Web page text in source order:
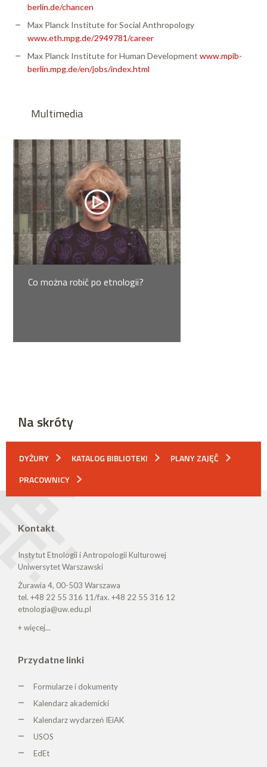
berlin.de/chancen
Max Planck Institute for Social Anthropology
www.eth.mpg.de/2949781/career
Max Planck Institute for Human Development www.mpib-
berlin.mpg.de/en/jobs/index.html
Multimedia
Co można robić po etnologii?
Na skróty
DYŻURY KATALOG BIBLIOTEKI
PLANY ZAJĘĆ
PRACOWNICY
Kontakt
Instytut Etnologii i Antropologii Kulturowej
Uniwersytet Warszawski
Żurawia 4, 00-503 Warszawa
tel. +48 22 55 316 11/fax. +48 22 55 316 12
etnologia@uw.edu.pl
+ więcej...
Przydatne linki
Formularze i dokumenty
Kalendarz akademicki
Kalendarz wydarzeń IEiAK
USOS
EdEt